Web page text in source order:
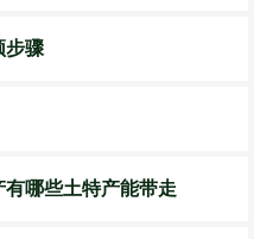
步骤
哪些土特产能带走